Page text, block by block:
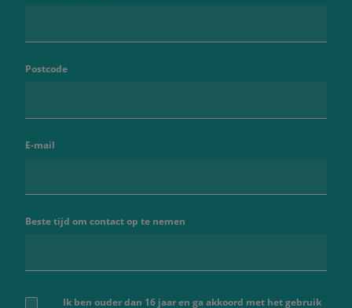
Postcode
E-mail
Beste tijd om contact op te nemen
Ik ben ouder dan 16 jaar en ga akkoord met het gebruik